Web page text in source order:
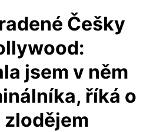
Češky
jsem v něm
říká o